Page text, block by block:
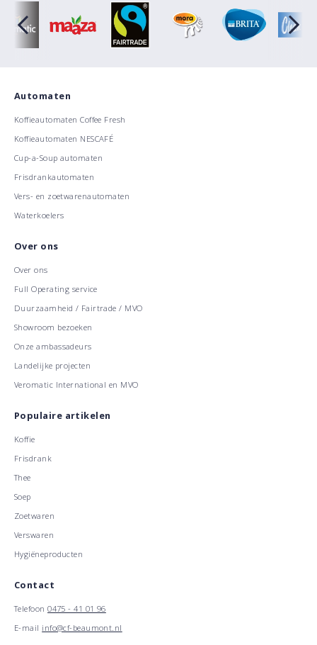
Automaten
Koffieautomaten Coffee Fresh
Koffieautomaten NESCAFÉ
Cup-a-Soup automaten
Frisdrankautomaten
Vers- en zoetwarenautomaten
Waterkoelers
Over ons
Over ons
Full Operating service
Duurzaamheid / Fairtrade / MVO
Showroom bezoeken
Onze ambassadeurs
Landelijke projecten
Veromatic International en MVO
Populaire artikelen
Koffie
Frisdrank
Thee
Soep
Zoetwaren
Verswaren
Hygiëneproducten
Contact
Telefoon0475 - 41 01 96
E-mail info@cf-beaumont.nl